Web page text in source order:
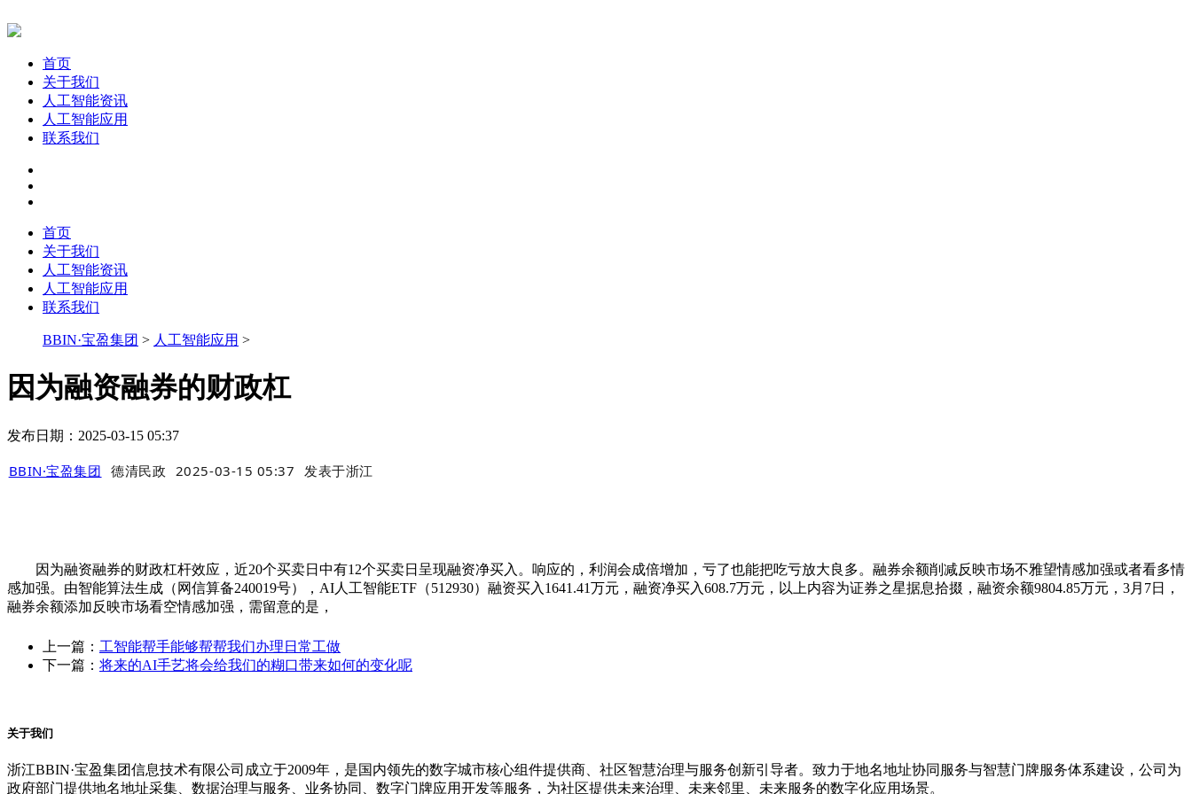
首页
关于我们
人工智能资讯
人工智能应用
联系我们
首页
关于我们
人工智能资讯
人工智能应用
联系我们
BBIN·宝盈集团 > 人工智能应用 >
因为融资融券的财政杠
发布日期：2025-03-15 05:37
BBIN·宝盈集团 德清民政 2025-03-15 05:37 发表于浙江
因为融资融券的财政杠杆效应，近20个买卖日中有12个买卖日呈现融资净买入。响应的，利润会成倍增加，亏了也能把吃亏放大良多。融券余额削减反映市场不雅望情感加强或者看多情
感加强。由智能算法生成（网信算备240019号），AI人工智能ETF（512930）融资买入1641.41万元，融资净买入608.7万元，以上内容为证券之星据息拾掇，融资余额9804.85万元，3月7日，
融券余额添加反映市场看空情感加强，需留意的是，
上一篇： 工智能帮手能够帮帮我们办理日常工做
下一篇： 将来的AI手艺将会给我们的糊口带来如何的变化呢
关于我们
浙江BBIN·宝盈集团信息技术有限公司成立于2009年，是国内领先的数字城市核心组件提供商、社区智慧治理与服务创新引导者。致力于地名地址协同服务与智慧门牌服务体系建设，公司为
政府部门提供地名地址采集、数据治理与服务、业务协同、数字门牌应用开发等服务，为社区提供未来治理、未来邻里、未来服务的数字化应用场景。